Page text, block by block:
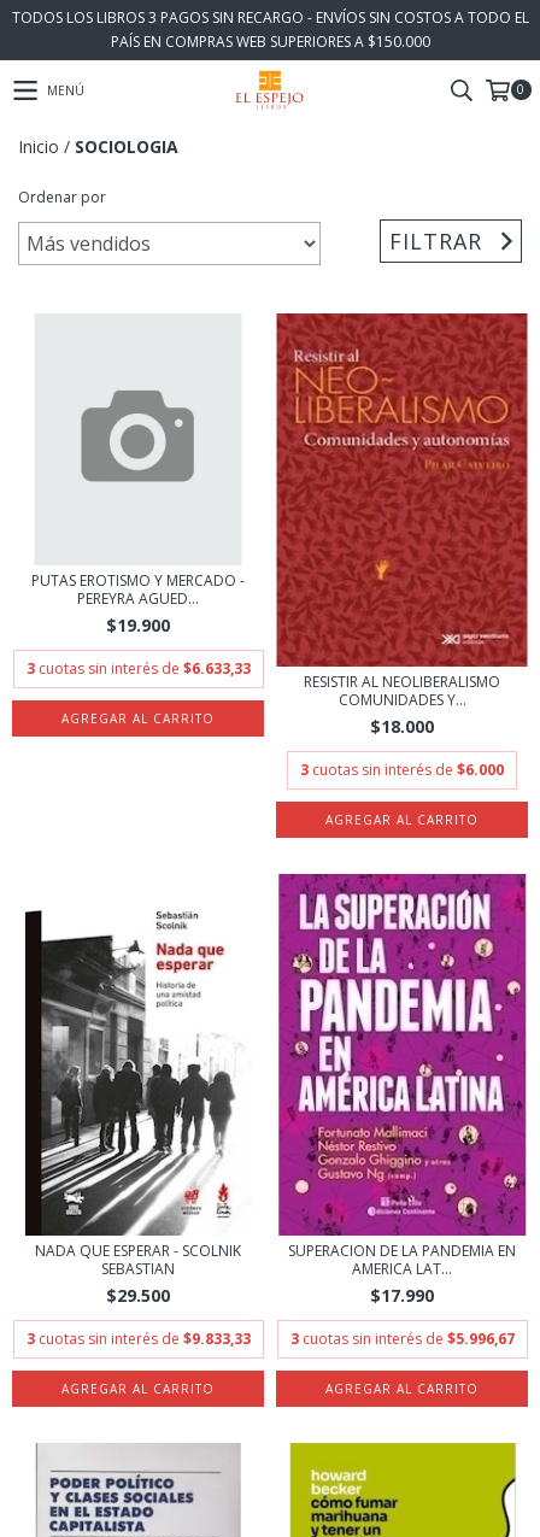
TODOS LOS LIBROS 3 PAGOS SIN RECARGO - ENVÍOS SIN COSTOS A TODO EL
PAÍS EN COMPRAS WEB SUPERIORES A $150.000
MENÚ 0
Inicio / SOCIOLOGIA
Ordenar por
FILTRAR
PUTAS EROTISMO Y MERCADO -
PEREYRA AGUED...
$19.900
3 cuotas sin interés de $6.633,33
RESISTIR AL NEOLIBERALISMO
COMUNIDADES Y...
$18.000
3 cuotas sin interés de $6.000
NADA QUE ESPERAR - SCOLNIK
SEBASTIAN
$29.500
3 cuotas sin interés de $9.833,33
SUPERACION DE LA PANDEMIA EN
AMERICA LAT...
$17.990
3 cuotas sin interés de $5.996,67